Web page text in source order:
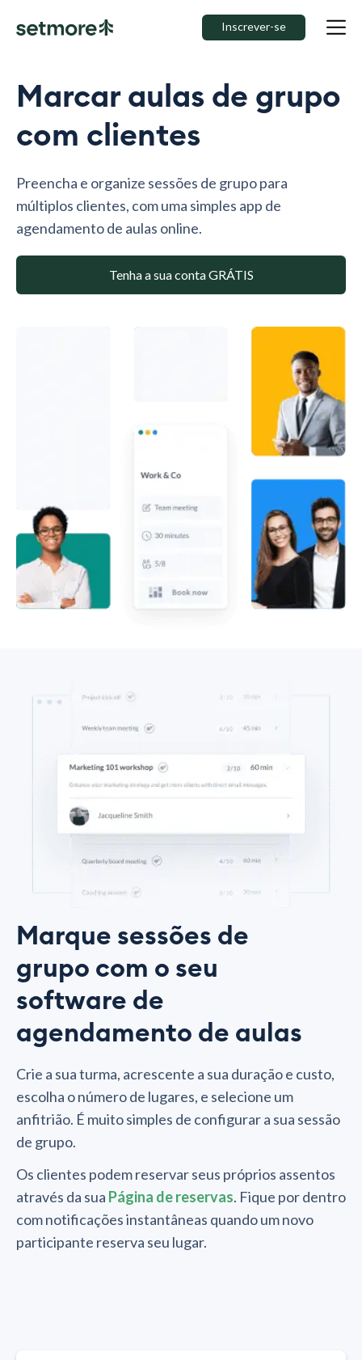
Inscrever-se
Marcar aulas de grupo
com clientes
Preencha e organize sessões de grupo para
múltiplos clientes, com uma simples app de
agendamento de aulas online.
Tenha a sua conta GRÁTIS
Marque sessões de
grupo com o seu
software de
agendamento de aulas
Crie a sua turma, acrescente a sua duração e custo,
escolha o número de lugares, e selecione um
anfitrião. É muito simples de configurar a sua sessão
de grupo.
Os clientes podem reservar seus próprios assentos
através da sua Página de reservas. Fique por dentro
com notificações instantâneas quando um novo
participante reserva seu lugar.